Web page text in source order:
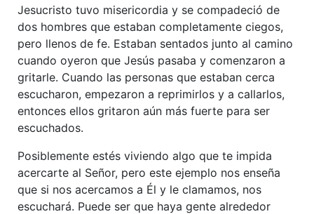
Jesucristo tuvo misericordia y se compadeció de
dos hombres que estaban completamente ciegos,
pero llenos de fe. Estaban sentados junto al camino
cuando oyeron que Jesús pasaba y comenzaron a
gritarle. Cuando las personas que estaban cerca
escucharon, empezaron a reprimirlos y a callarlos,
entonces ellos gritaron aún más fuerte para ser
escuchados.
Posiblemente estés viviendo algo que te impida
acercarte al Señor, pero este ejemplo nos enseña
que si nos acercamos a Él y le clamamos, nos
escuchará. Puede ser que haya gente alrededor